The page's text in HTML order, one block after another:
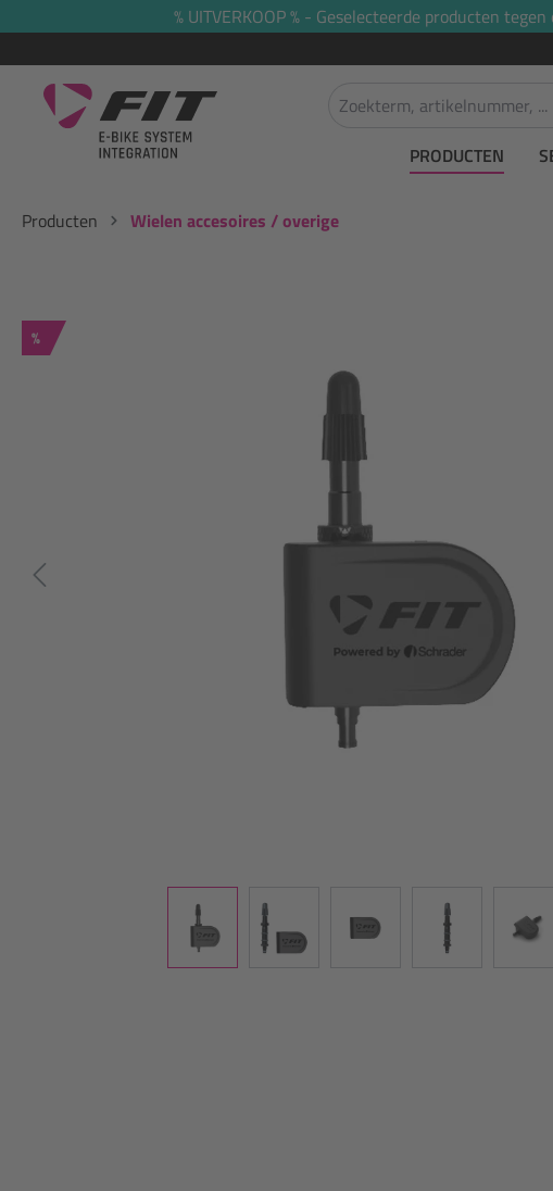
Ga naar de hoofdnavigatie
% UITVERKOOP % - Geselecteerde producten
PRODUCTEN
Producten Wielen accesoires / overige
Korting
%